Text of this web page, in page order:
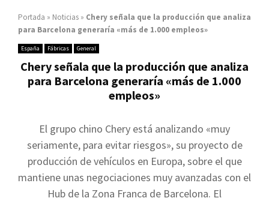
Portada » Noticias » Chery señala que la producción que analiza
para Barcelona generaría «más de 1.000 empleos»
España Fábricas General
Chery señala que la producción que analiza
para Barcelona generaría «más de 1.000
empleos»
El grupo chino Chery está analizando «muy
seriamente, para evitar riesgos», su proyecto de
producción de vehículos en Europa, sobre el que
mantiene unas negociaciones muy avanzadas con el
Hub de la Zona Franca de Barcelona. El